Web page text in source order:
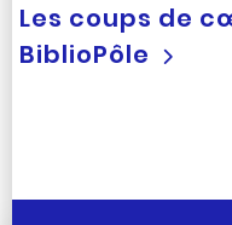
Les coups de
BiblioPôle